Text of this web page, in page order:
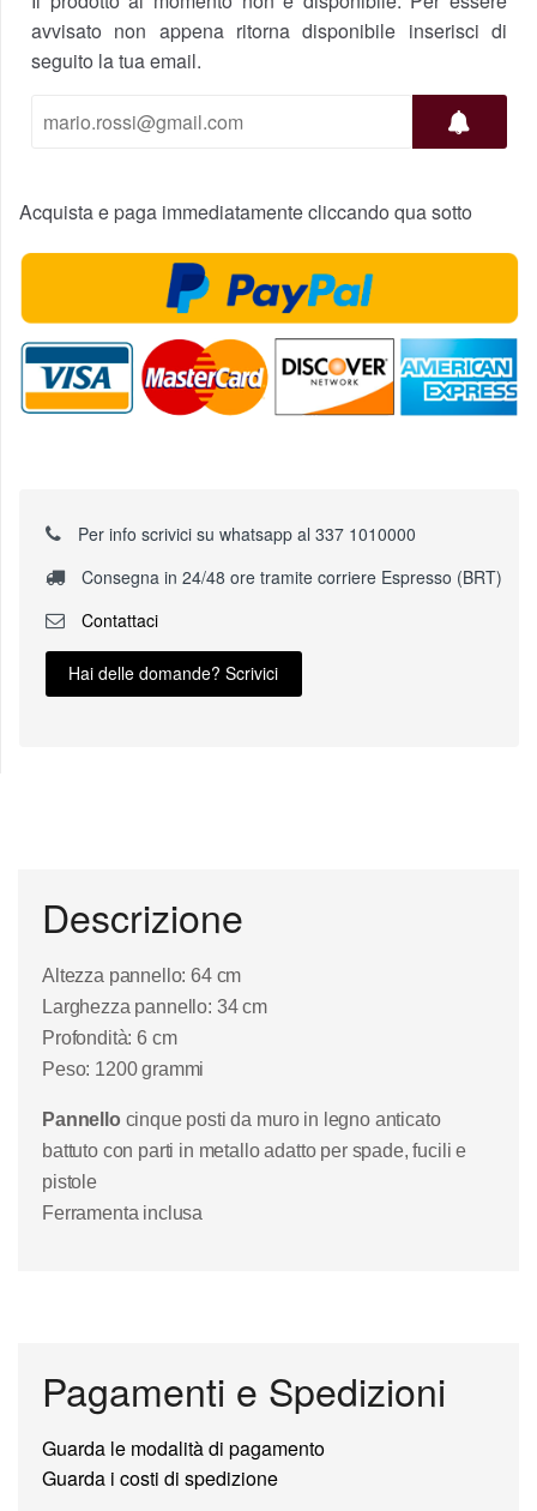
avvisato non appena ritorna disponibile inserisci di
seguito la tua email.
Acquista e paga immediatamente cliccando qua sotto
Per info scrivici su whatsapp al 337 1010000
Consegna in 24/48 ore tramite corriere Espresso (BRT)
Contattaci
Hai delle domande? Scrivici
Descrizione
Altezza pannello: 64 cm
Larghezza pannello: 34 cm
Profondità: 6 cm
Peso: 1200 grammi
Pannello cinque posti da muro in legno anticato
battuto con parti in metallo adatto per spade, fucili e
pistole
Ferramenta inclusa
Pagamenti e Spedizioni
Guarda le modalità di pagamento
Guarda i costi di spedizione